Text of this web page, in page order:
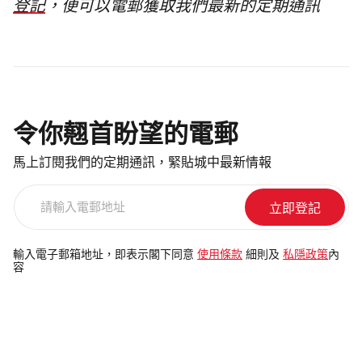
登記，便可以電郵獲取我們最新的定期通訊
令你翹首盼望的電郵
馬上訂閱我們的定期通訊，緊貼城中最新情報
電
郵
輸入電子郵箱地址，即表示閣下同意 使用條款 細則及 私隱政策 內
容